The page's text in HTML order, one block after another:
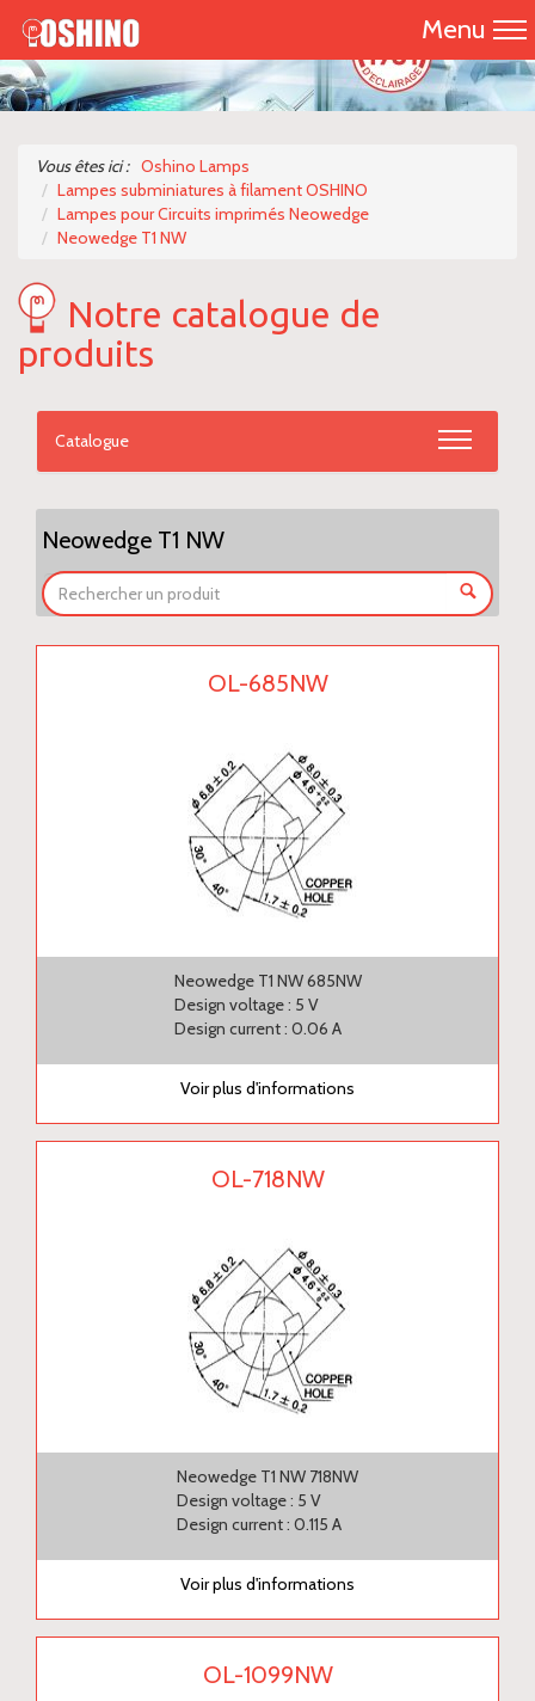
Menu
Accueil
Catalogue 2026
Nous contacter
Vous êtes ici : Oshino Lamps
Lampes subminiatures à filament OSHINO
Lampes pour Circuits imprimés Neowedge
Neowedge T1 NW
Notre catalogue de
produits
Catalogue
Neowedge T1 NW
OL-685NW
Neowedge T1 NW 685NW
Design voltage : 5 V
Design current : 0.06 A
Voir plus d'informations
OL-718NW
Neowedge T1 NW 718NW
Design voltage : 5 V
Design current : 0.115 A
Voir plus d'informations
OL-1099NW